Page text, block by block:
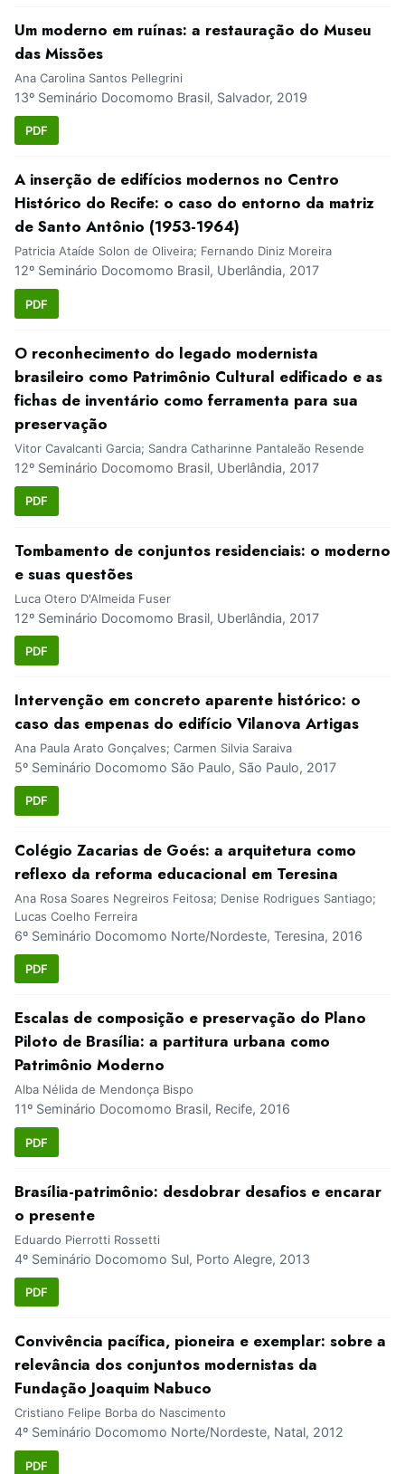
Um moderno em ruínas: a restauração do Museu
das Missões
Ana Carolina Santos Pellegrini
13º Seminário Docomomo Brasil, Salvador, 2019
PDF
A inserção de edifícios modernos no Centro
Histórico do Recife: o caso do entorno da matriz
de Santo Antônio (1953-1964)
Patricia Ataíde Solon de Oliveira; Fernando Diniz Moreira
12º Seminário Docomomo Brasil, Uberlândia, 2017
PDF
O reconhecimento do legado modernista
brasileiro como Patrimônio Cultural edificado e as
fichas de inventário como ferramenta para sua
preservação
Vitor Cavalcanti Garcia; Sandra Catharinne Pantaleão Resende
12º Seminário Docomomo Brasil, Uberlândia, 2017
PDF
Tombamento de conjuntos residenciais: o moderno
e suas questões
Luca Otero D'Almeida Fuser
12º Seminário Docomomo Brasil, Uberlândia, 2017
PDF
Intervenção em concreto aparente histórico: o
caso das empenas do edifício Vilanova Artigas
Ana Paula Arato Gonçalves; Carmen Silvia Saraiva
5º Seminário Docomomo São Paulo, São Paulo, 2017
PDF
Colégio Zacarias de Goés: a arquitetura como
reflexo da reforma educacional em Teresina
Ana Rosa Soares Negreiros Feitosa; Denise Rodrigues Santiago;
Lucas Coelho Ferreira
6º Seminário Docomomo Norte/Nordeste, Teresina, 2016
PDF
Escalas de composição e preservação do Plano
Piloto de Brasília: a partitura urbana como
Patrimônio Moderno
Alba Nélida de Mendonça Bispo
11º Seminário Docomomo Brasil, Recife, 2016
PDF
Brasília-patrimônio: desdobrar desafios e encarar
o presente
Eduardo Pierrotti Rossetti
4º Seminário Docomomo Sul, Porto Alegre, 2013
PDF
Convivência pacífica, pioneira e exemplar: sobre a
relevância dos conjuntos modernistas da
Fundação Joaquim Nabuco
Cristiano Felipe Borba do Nascimento
4º Seminário Docomomo Norte/Nordeste, Natal, 2012
PDF